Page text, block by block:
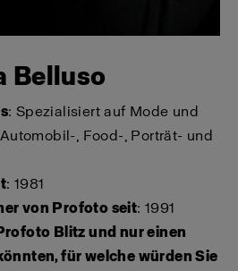
Belluso
: Spezialisiert auf Mode und
, Food-, Porträt- und
: 1981
von Profoto seit: 1991
Blitz und nur einen
für welche würden Sie